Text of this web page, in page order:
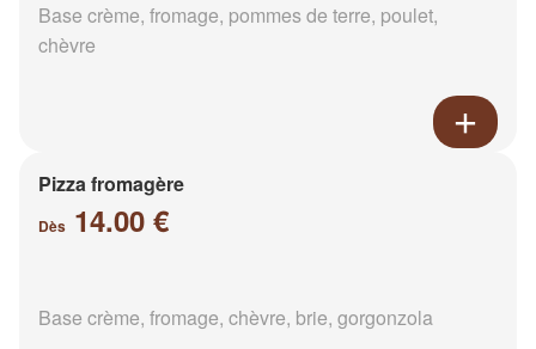
Base crème, fromage, pommes de terre, poulet,
chèvre
Pizza fromagère
Dès 14.00 €
Base crème, fromage, chèvre, brie, gorgonzola